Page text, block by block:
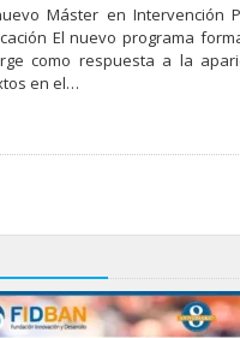
Máster en Intervención
El nuevo programa
como respuesta a la
en el…